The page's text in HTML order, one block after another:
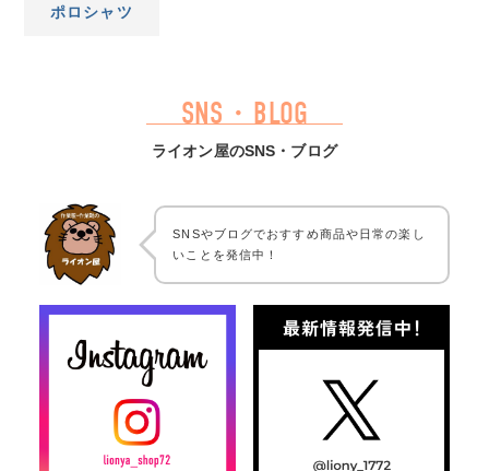
ポロシャツ
SNS・BLOG
ライオン屋のSNS・ブログ
SNSやブログでおすすめ商品や日常の楽し
いことを発信中！